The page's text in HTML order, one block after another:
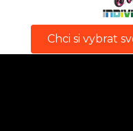
Chci si vybrat